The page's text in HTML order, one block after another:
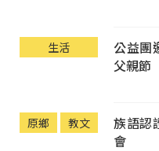
生活
公益團
父親節
原鄉 教文
族語認
會